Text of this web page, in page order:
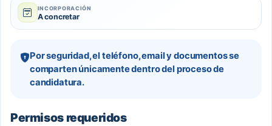
INCORPORACIÓN
A concretar
Por seguridad, el teléfono, email y documentos se
comparten únicamente dentro del proceso de
candidatura.
Permisos requeridos